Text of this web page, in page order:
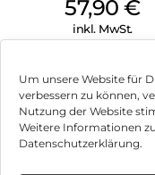
Um unsere Website für
verbessern zu können,
Nutzung der Website
Weitere Informationen
Datenschutzerklärung.
57,90€
inkl. MwSt.
Impressum